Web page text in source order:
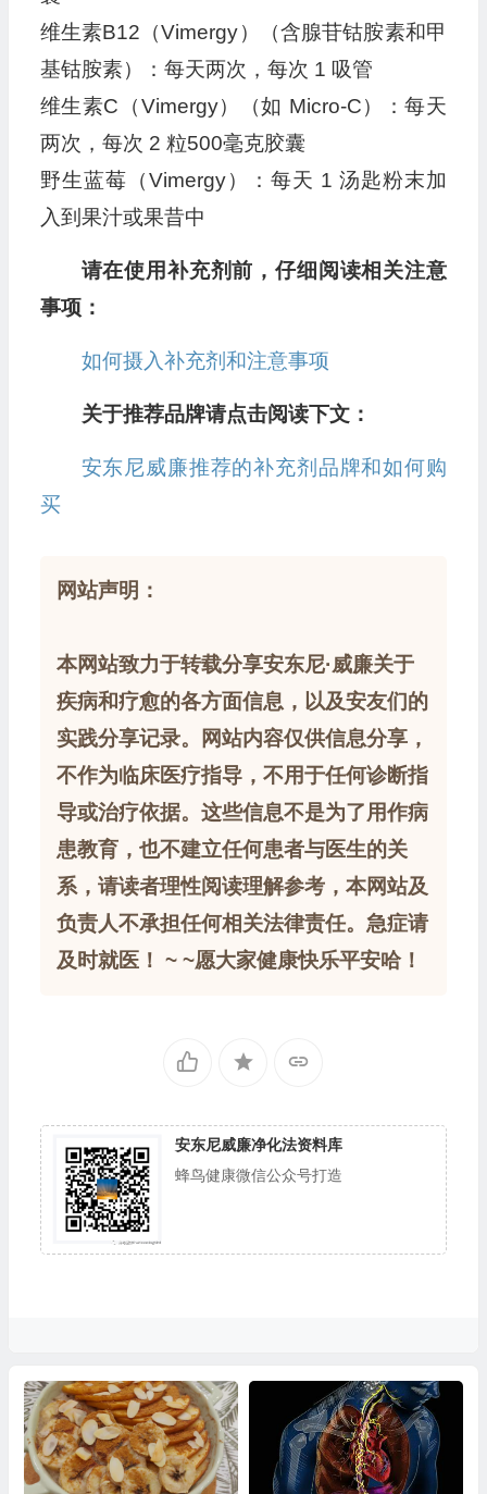
维生素B12（Vimergy）（含腺苷钴胺素和甲
基钴胺素）：每天两次，每次 1 吸管
维生素C（Vimergy）（如 Micro-C）：每天
两次，每次 2 粒500毫克胶囊
野生蓝莓（Vimergy）：每天 1 汤匙粉末加
入到果汁或果昔中
请在使用补充剂前，仔细阅读相关注意
事项：
如何摄入补充剂和注意事项
关于推荐品牌请点击阅读下文：
安东尼威廉推荐的补充剂品牌和如何购
买
网站声明：
本网站致力于转载分享安东尼·威廉关于
疾病和疗愈的各方面信息，以及安友们的
实践分享记录。网站内容仅供信息分享，
不作为临床医疗指导，不用于任何诊断指
导或治疗依据。这些信息不是为了用作病
患教育，也不建立任何患者与医生的关
系，请读者理性阅读理解参考，本网站及
负责人不承担任何相关法律责任。急症请
及时就医！ ~ ~愿大家健康快乐平安哈！
安东尼威廉净化法资料库
蜂鸟健康微信公众号打造